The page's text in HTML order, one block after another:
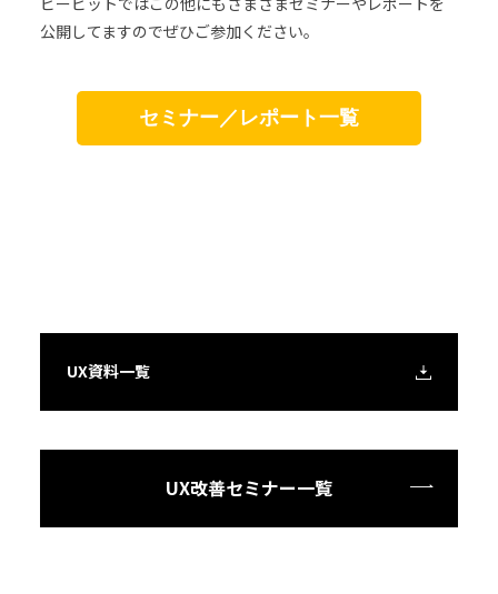
公開してますのでぜひご参加ください。
セミナー／レポート一覧
UX資料一覧
UX改善セミナー一覧